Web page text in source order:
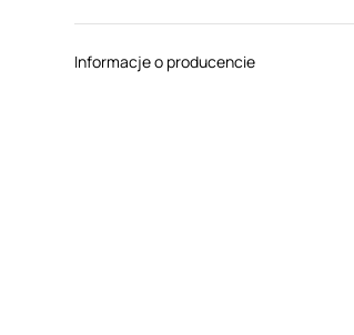
Informacje o producencie